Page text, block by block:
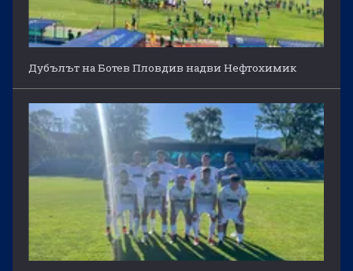
Дубълът на Ботев Пловдив надви Нефтохимик